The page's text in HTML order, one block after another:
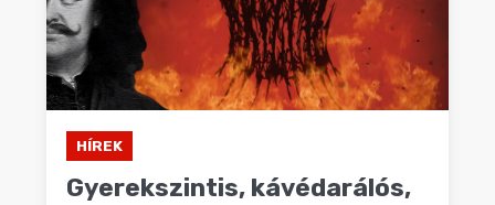
HÍREK
Gyerekszintis, kávédarálós,